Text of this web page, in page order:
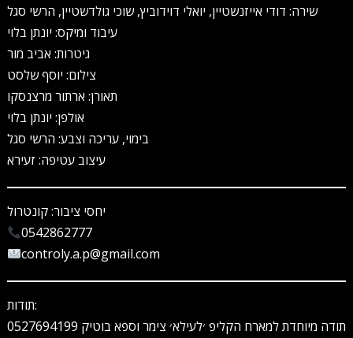
שירה: דודי אייזנשטיין, יואלי דוידוביץ, שוכי גולדשטיין, הרשי סגל
עיבוד ומיקס: יונתן בלוי
גיטרות: אביב מור
צילום: יוסף שלסט
תאורן: ארתור מרצנסקו
אולפן: יונתן בלוי
בימוי, עריכה וצבע: הרשי סגל
עיצוב עטיפה: זעירא
יחסי ציבור: קונטרול
0542862777
controly.a.p@gmail.com
תודות:
תודה מיוחדת למארח הקליפ ׳לעילא׳ צימר וספא בוטיק 0527694199